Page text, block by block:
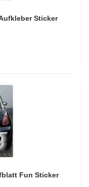
Sticker
Fun Sticker